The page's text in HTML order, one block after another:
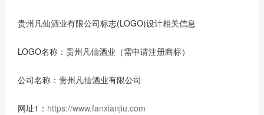
贵州凡仙酒业有限公司标志(LOGO)设计相关信息
LOGO名称：贵州凡仙酒业（需申请注册商标）
公司名称：贵州凡仙酒业有限公司
网址1： https://www.fanxianjiu.com